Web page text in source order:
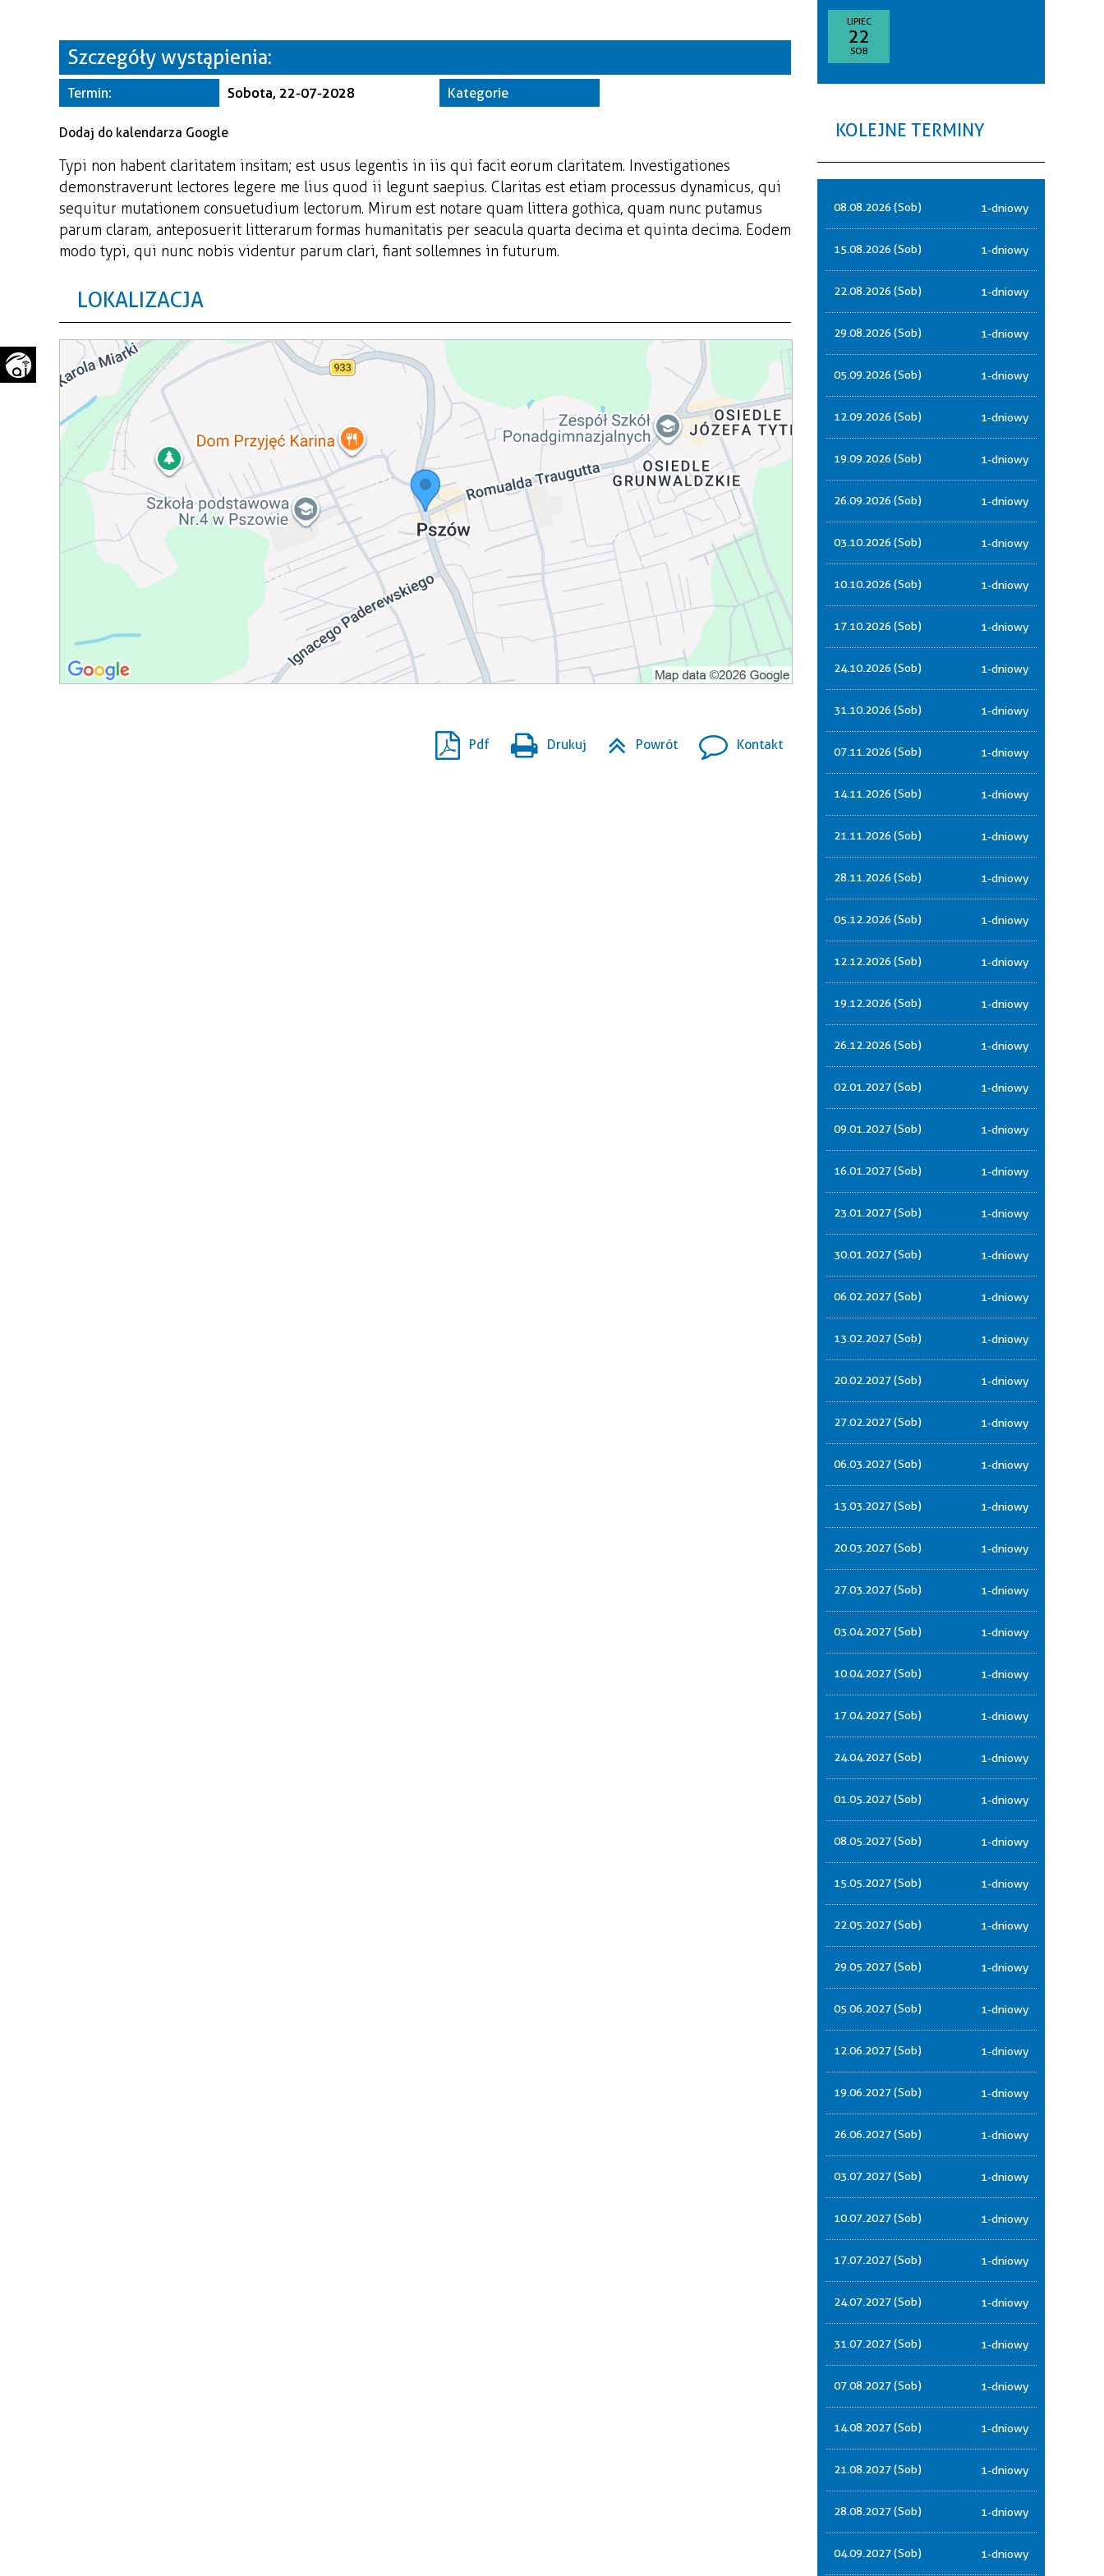
GAZETA SAMORZĄDOWA
"PSZOW.PL"
Szczegóły wystąpienia:
Termin: Sobota, 22-07-2028 Kategorie
Dodaj do kalendarza Google
Typi non habent claritatem insitam; est usus legentis in iis qui facit eorum claritatem. Investigationes
demonstraverunt lectores legere me lius quod ii legunt saepius. Claritas est etiam processus dynamicus, qui
sequitur mutationem consuetudium lectorum. Mirum est notare quam littera gothica, quam nunc putamus
parum claram, anteposuerit litterarum formas humanitatis per seacula quarta decima et quinta decima. Eodem
modo typi, qui nunc nobis videntur parum clari, fiant sollemnes in futurum.
LOKALIZACJA
Pdf Drukuj Powrót Kontakt
LIPIEC
22
SOB
KOLEJNE TERMINY
08.08.2026 (Sob) 1-dniowy
15.08.2026 (Sob) 1-dniowy
22.08.2026 (Sob) 1-dniowy
29.08.2026 (Sob) 1-dniowy
05.09.2026 (Sob) 1-dniowy
12.09.2026 (Sob) 1-dniowy
19.09.2026 (Sob) 1-dniowy
26.09.2026 (Sob) 1-dniowy
03.10.2026 (Sob) 1-dniowy
10.10.2026 (Sob) 1-dniowy
17.10.2026 (Sob) 1-dniowy
24.10.2026 (Sob) 1-dniowy
31.10.2026 (Sob) 1-dniowy
07.11.2026 (Sob) 1-dniowy
14.11.2026 (Sob) 1-dniowy
21.11.2026 (Sob) 1-dniowy
28.11.2026 (Sob) 1-dniowy
05.12.2026 (Sob) 1-dniowy
12.12.2026 (Sob) 1-dniowy
19.12.2026 (Sob) 1-dniowy
26.12.2026 (Sob) 1-dniowy
02.01.2027 (Sob) 1-dniowy
09.01.2027 (Sob) 1-dniowy
16.01.2027 (Sob) 1-dniowy
23.01.2027 (Sob) 1-dniowy
30.01.2027 (Sob) 1-dniowy
06.02.2027 (Sob) 1-dniowy
13.02.2027 (Sob) 1-dniowy
20.02.2027 (Sob) 1-dniowy
27.02.2027 (Sob) 1-dniowy
06.03.2027 (Sob) 1-dniowy
13.03.2027 (Sob) 1-dniowy
20.03.2027 (Sob) 1-dniowy
27.03.2027 (Sob) 1-dniowy
03.04.2027 (Sob) 1-dniowy
10.04.2027 (Sob) 1-dniowy
17.04.2027 (Sob) 1-dniowy
24.04.2027 (Sob) 1-dniowy
01.05.2027 (Sob) 1-dniowy
08.05.2027 (Sob) 1-dniowy
15.05.2027 (Sob) 1-dniowy
22.05.2027 (Sob) 1-dniowy
29.05.2027 (Sob) 1-dniowy
05.06.2027 (Sob) 1-dniowy
12.06.2027 (Sob) 1-dniowy
19.06.2027 (Sob) 1-dniowy
26.06.2027 (Sob) 1-dniowy
03.07.2027 (Sob) 1-dniowy
10.07.2027 (Sob) 1-dniowy
17.07.2027 (Sob) 1-dniowy
24.07.2027 (Sob) 1-dniowy
31.07.2027 (Sob) 1-dniowy
07.08.2027 (Sob) 1-dniowy
14.08.2027 (Sob) 1-dniowy
21.08.2027 (Sob) 1-dniowy
28.08.2027 (Sob) 1-dniowy
04.09.2027 (Sob) 1-dniowy